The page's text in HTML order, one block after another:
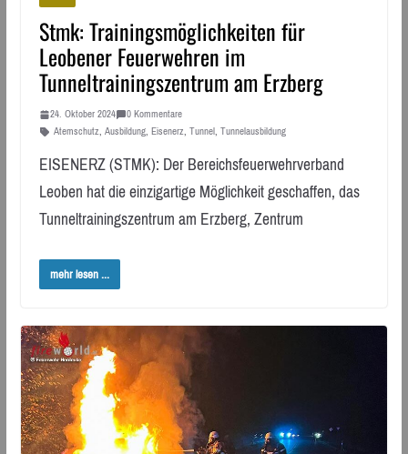
Stmk: Trainingsmöglichkeiten für
Leobener Feuerwehren im
Tunneltrainingszentrum am Erzberg
24. Oktober 2024
0 Kommentare
Atemschutz, Ausbildung, Eisenerz, Tunnel, Tunnelausbildung
EISENERZ (STMK): Der Bereichsfeuerwehrverband
Leoben hat die einzigartige Möglichkeit geschaffen, das
Tunneltrainingszentrum am Erzberg, Zentrum
mehr lesen ...